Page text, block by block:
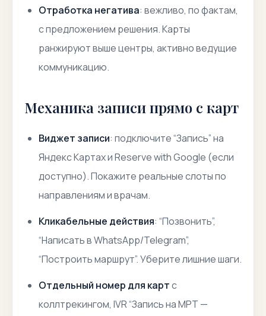
Отработка негатива: вежливо, по фактам,
с предложением решения. Карты
ранжируют выше центры, активно ведущие
коммуникацию.
Механика записи прямо с карт
Виджет записи: подключите “Запись” на
Яндекс Картах и Reserve with Google (если
доступно). Покажите реальные слоты по
направлениям и врачам.
Кликабельные действия: “Позвонить”,
“Написать в WhatsApp/Telegram”,
“Построить маршрут”. Уберите лишние шаги.
Отдельный номер для картс
коллтрекингом, IVR “Запись на МРТ —